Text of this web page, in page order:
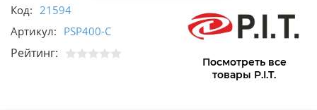
Код: 21594
Артикул: PSP400-C
Рейтинг:
Посмотреть все
товары P.I.T.